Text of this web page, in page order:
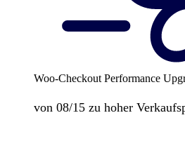
Woo-Checkout Performance
von 08/15 zu hoher